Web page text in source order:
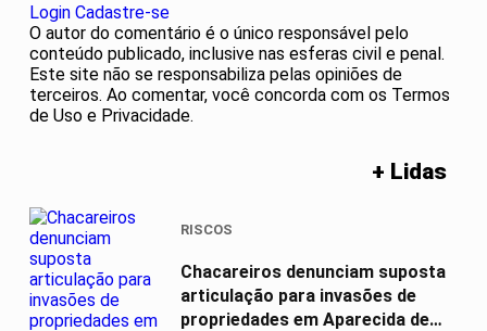
Login Cadastre-se
O autor do comentário é o único responsável pelo
conteúdo publicado, inclusive nas esferas civil e penal.
Este site não se responsabiliza pelas opiniões de
terceiros. Ao comentar, você concorda com os Termos
de Uso e Privacidade.
+ Lidas
RISCOS
Chacareiros denunciam suposta
articulação para invasões de
propriedades em Aparecida de